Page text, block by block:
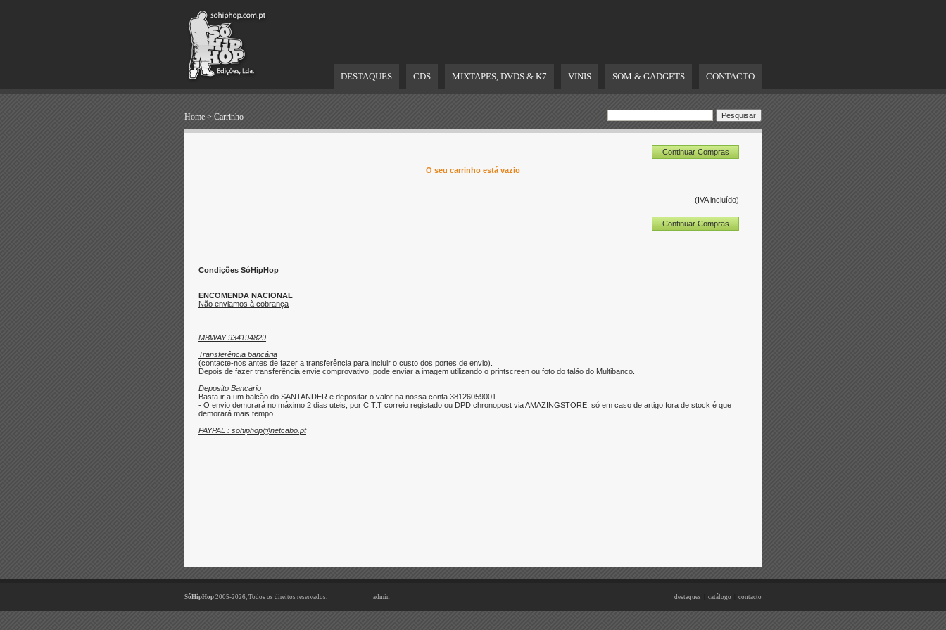
DESTAQUES CDS MIXTAPES, DVDS & K7 VINIS SOM & GADGETS CONTACTO
Home > Carrinho
Continuar Compras
O seu carrinho está vazio
(IVA incluído)
Continuar Compras
Condições SóHipHop
ENCOMENDA NACIONAL
Não enviamos à cobrança
MBWAY 934194829
Transferência bancária
(contacte-nos antes de fazer a transferência para incluir o custo dos portes de envio).
Depois de fazer transferência envie comprovativo, pode enviar a imagem utilizando o printscreen ou foto do talão do Multibanco.
Deposito Bancário
Basta ir a um balcão do SANTANDER e depositar o valor na nossa conta 38126059001.
- O envio demorará no máximo 2 dias uteis, por C.T.T correio registado ou DPD chronopost via AMAZINGSTORE, só em caso de artigo fora de stock é que
demorará mais tempo.
PAYPAL : sohiphop@netcabo.pt
SóHipHop 2005-2026, Todos os direitos reservados. admin destaques catálogo contacto